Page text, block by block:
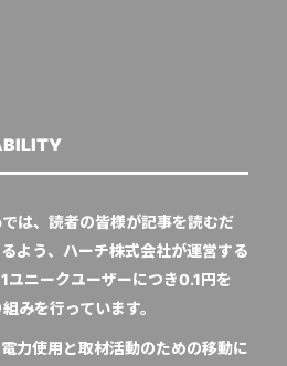
は、読者の皆様が記事を読むだ
よう、ハーチ株式会社が運営する
ユニークユーザーにつき0.1円を
みを行っています。
力使用と取材活動のための移動に